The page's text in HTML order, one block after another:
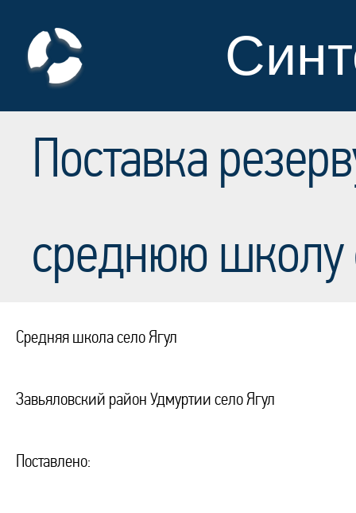
Поставка
среднюю школу
Средняя школа село Ягул
Завьяловский район Удмуртии село Ягул
Поставлено: